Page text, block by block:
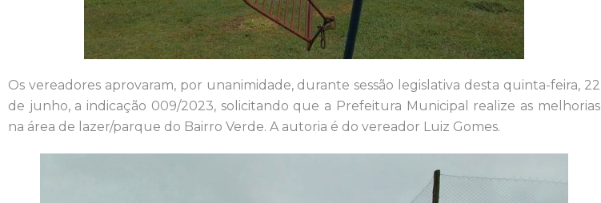
Os vereadores aprovaram, por unanimidade, durante sessão legislativa desta quinta-feira, 22
de junho, a indicação 009/2023, solicitando que a Prefeitura Municipal realize as melhorias
na área de lazer/parque do Bairro Verde. A autoria é do vereador Luiz Gomes.